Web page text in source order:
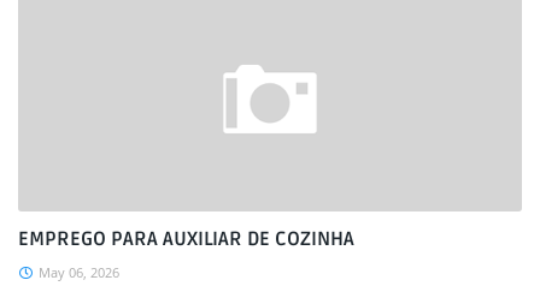
EMPREGO PARA AUXILIAR DE COZINHA
May 06, 2026